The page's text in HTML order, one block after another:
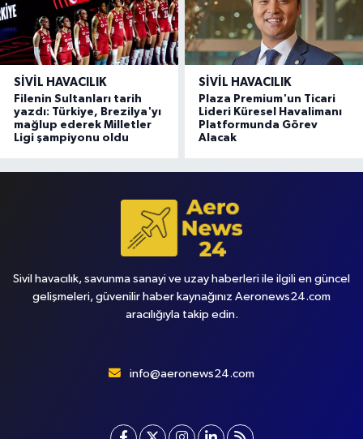
SIVIL HAVACILIK
Filenin Sultanları tarih
yazdı: Türkiye, Brezilya'yı
mağlup ederek Milletler
Ligi şampiyonu oldu
SIVIL HAVACILIK
Plaza Premium'un Ticari
Lideri Küresel Havalimanı
Platformunda Görev
Alacak
Sivil havacılık, savunma sanayi ve uzay haberleri ile ilgili en güncel
gelişmeleri, güvenilir haber kaynağınız Aeronews24.com
aracılığıyla takip edin.
info@aeronews24.com